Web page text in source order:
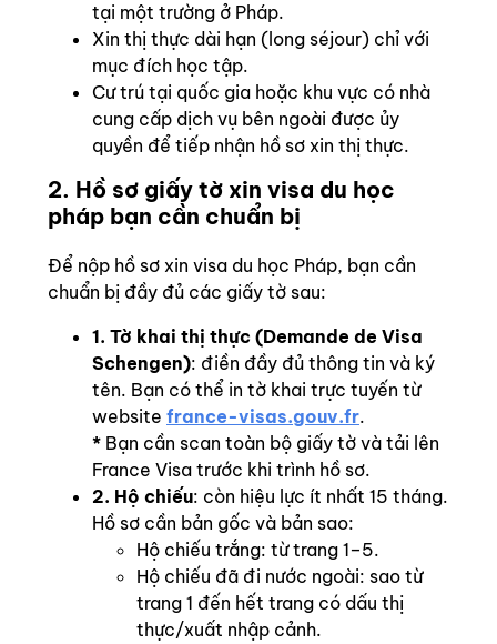
tại một trường ở Pháp.
Xin thị thực dài hạn (long séjour) chỉ với
mục đích học tập.
Cư trú tại quốc gia hoặc khu vực có nhà
cung cấp dịch vụ bên ngoài được ủy
quyền để tiếp nhận hồ sơ xin thị thực.
2. Hồ sơ giấy tờ xin visa du học
pháp bạn cần chuẩn bị
Để nộp hồ sơ xin visa du học Pháp, bạn cần
chuẩn bị đầy đủ các giấy tờ sau:
1. Tờ khai thị thực (Demande de Visa
Schengen): điền đầy đủ thông tin và ký
tên. Bạn có thể in tờ khai trực tuyến từ
website france-visas.gouv.fr.
* Bạn cần scan toàn bộ giấy tờ và tải lên
France Visa trước khi trình hồ sơ.
2. Hộ chiếu: còn hiệu lực ít nhất 15 tháng.
Hồ sơ cần bản gốc và bản sao:
Hộ chiếu trắng: từ trang 1–5.
Hộ chiếu đã đi nước ngoài: sao từ
trang 1 đến hết trang có dấu thị
thực/xuất nhập cảnh.